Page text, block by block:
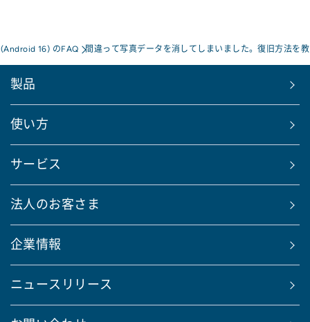
16) のFAQ 間違って写真データを消してしまいました。復旧方法を
製品
使い方
サービス
法人のお客さま
企業情報
ニュースリリース